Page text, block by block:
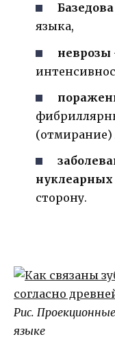
языка,
неврозы
(отмирание)
нуклеарных
сторону.
Рис.
языке